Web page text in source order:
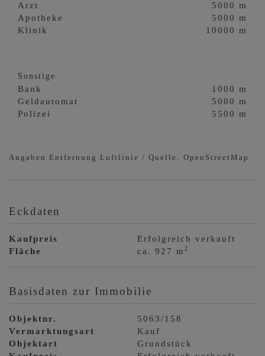
Arzt
5000 m
Apotheke
5000 m
Klinik
10000 m
Sonstige
Bank
1000 m
Geldautomat
5000 m
Polizei
5500 m
Angaben Entfernung Luftlinie / Quelle: OpenStreetMap
Eckdaten
Kaufpreis
Erfolgreich verkauft
Fläche
ca. 927 m2
Basisdaten zur Immobilie
Objektnr.
5063/158
Vermarktungsart
Kauf
Objektart
Grundstück